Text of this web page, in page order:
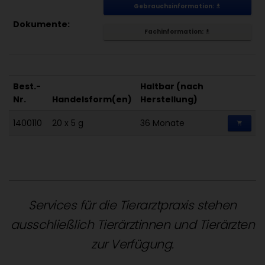
Dokumente:
Gebrauchsinformation: get_app
Fachinformation: get_app
Best.-
Nr.
Handelsform(en)
Haltbar (nach
Herstellung)
1400110
20 x 5 g 36 Monate shopping_cart
Services für die Tierarztpraxis stehen
ausschließlich Tierärztinnen und Tierärzten
zur Verfügung.